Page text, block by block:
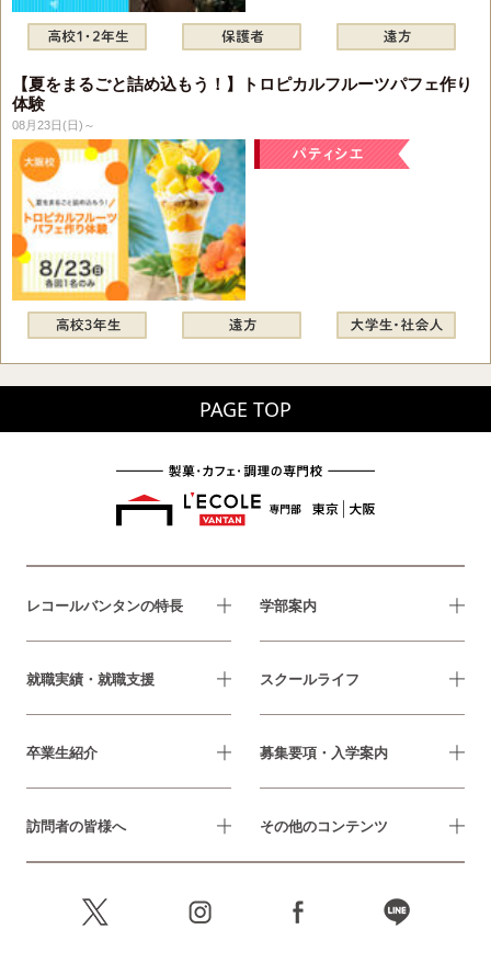
【夏をまるごと詰め込もう！】トロピカルフルーツパフェ作り
体験
08月23日(日)～
PAGE TOP
レコールバンタンの特長 学部案内
就職実績・就職支援 スクールライフ
卒業生紹介 募集要項・入学案内
訪問者の皆様へ その他のコンテンツ